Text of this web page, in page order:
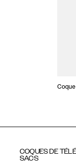
COQUES DE
SACS